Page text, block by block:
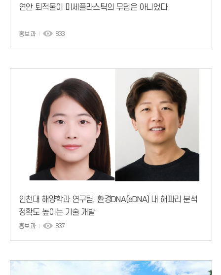
연안 퇴적물이 미세플라스틱의 무덤은 아니었다
홍보과 833
인천대 해양학과 연구팀, 환경DNA(eDNA) 내 해파리 분석
정확도 높이는 기술 개발
홍보과 837